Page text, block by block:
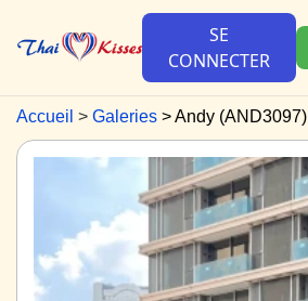
SE
CONNECTER
Accueil Galeries Andy (AND3097)